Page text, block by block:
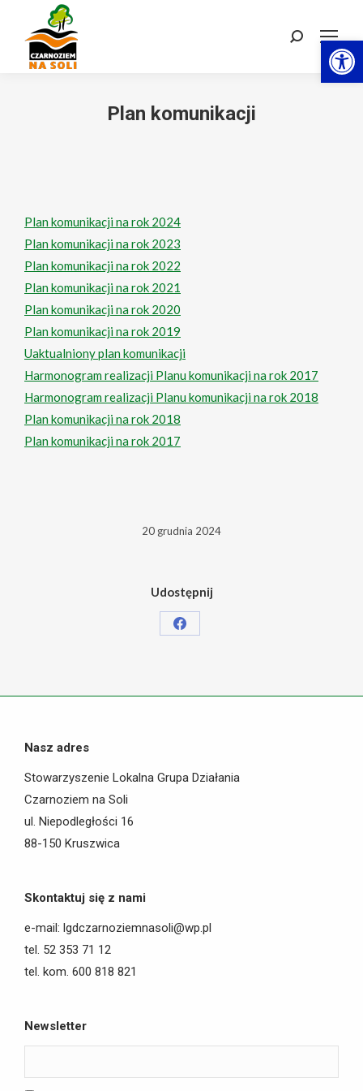
Szukaj:
Plan komunikacji
Plan komunikacji na rok 2024
Plan komunikacji na rok 2023
Plan komunikacji na rok 2022
Plan komunikacji na rok 2021
Plan komunikacji na rok 2020
Plan komunikacji na rok 2019
Uaktualniony plan komunikacji
Harmonogram realizacji Planu komunikacji na rok 2017
Harmonogram realizacji Planu komunikacji na rok 2018
Plan komunikacji na rok 2018
Plan komunikacji na rok 2017
20 grudnia 2024
Udostępnij
Share
Nasz adres
Stowarzyszenie Lokalna Grupa Działania
Czarnoziem na Soli
ul. Niepodległości 16
88-150 Kruszwica
Skontaktuj się z nami
e-mail: lgdczarnoziemnasoli@wp.pl
tel. 52 353 71 12
tel. kom. 600 818 821
Newsletter